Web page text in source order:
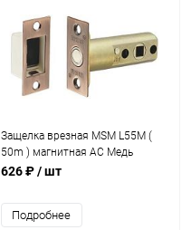
Защелка врезная MSM L55M (
50m ) магнитная AC Медь
626 ₽/ шт
Подробнее